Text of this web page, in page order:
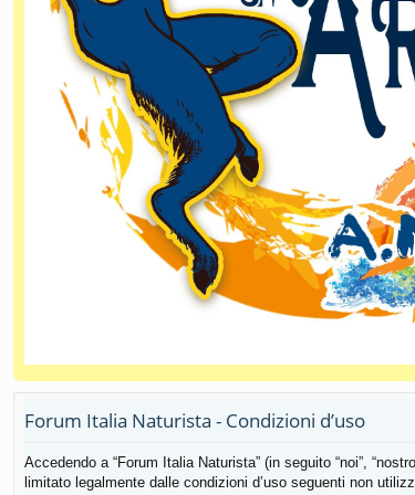
Forum Italia Naturista - Condizioni d’uso
Accedendo a “Forum Italia Naturista” (in seguito “noi”,
limitato legalmente dalle condizioni d’uso seguenti non